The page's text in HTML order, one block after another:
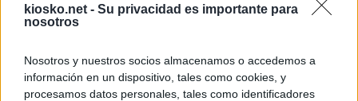
kiosko.net - Su privacidad es importante para
nosotros
Nosotros y nuestros socios almacenamos o accedemos a
información en un dispositivo, tales como cookies, y
procesamos datos personales, tales como identificadores